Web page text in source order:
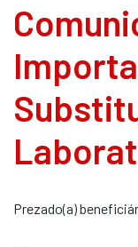
Prezado(a)